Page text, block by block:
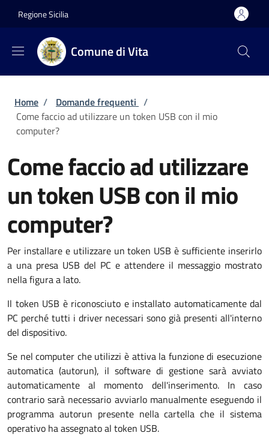
Regione Sicilia
Comune di Vita
Briciole di pane
Home / Domande frequenti /
Come faccio ad utilizzare un token USB con il mio
computer?
Come faccio ad utilizzare
un token USB con il mio
computer?
Per installare e utilizzare un token USB è sufficiente inserirlo
a una presa USB del PC e attendere il messaggio mostrato
nella figura a lato.
Il token USB è riconosciuto e installato automaticamente dal
PC perché tutti i driver necessari sono già presenti all'interno
del dispositivo.
Se nel computer che utilizzi è attiva la funzione di esecuzione
automatica (autorun), il software di gestione sarà avviato
automaticamente al momento dell'inserimento. In caso
contrario sarà necessario avviarlo manualmente eseguendo il
programma autorun presente nella cartella che il sistema
operativo ha assegnato al token USB.